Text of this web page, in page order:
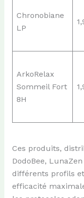
Chronobiane
LP
ArkoRelax
Sommeil Fort
8H
Ces produits,
DodoBee,
différents profils
efficacité